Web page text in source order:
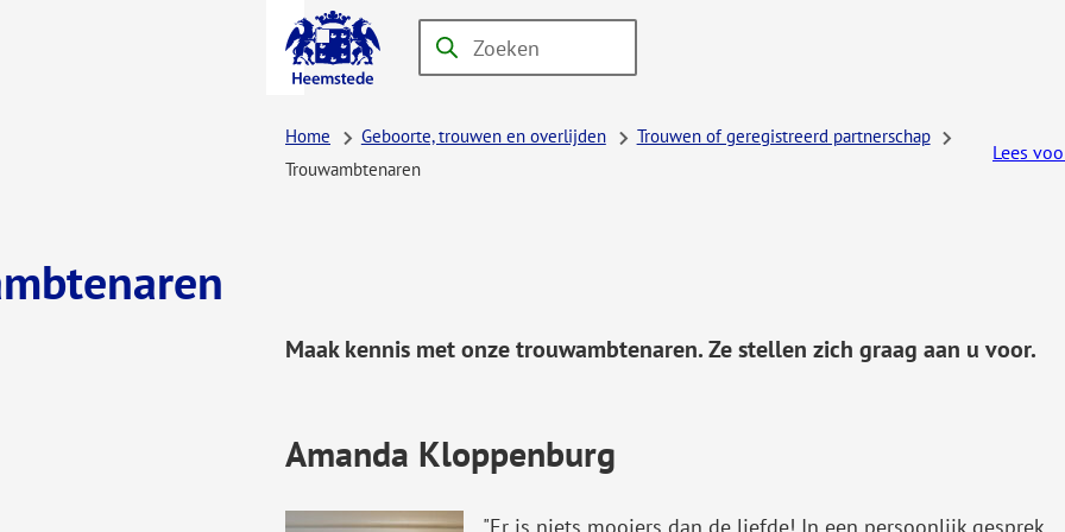
A-Z-
menu
Zoeken
Wanneer
beschikbaar
zijn
pijl
omlaag
Home Geboorte, trouwen en overlijden
Trouwen of geregistreerd partnerschap
Trouwambtenaren
Lees
Maak kennis met onze trouwambtenaren. Ze stellen zich graag aan u voor.
Amanda Kloppenburg
"Er is niets mooiers dan de liefde! In een persoonlijk gesprek